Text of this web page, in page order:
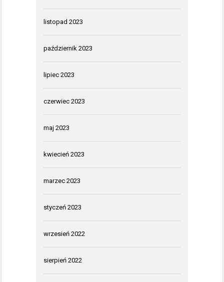
listopad 2023
październik 2023
lipiec 2023
czerwiec 2023
maj 2023
kwiecień 2023
marzec 2023
styczeń 2023
wrzesień 2022
sierpień 2022